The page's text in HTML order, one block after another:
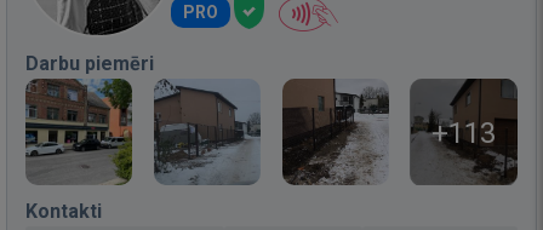
PRO
Darbu piemēri
+113
Kontakti